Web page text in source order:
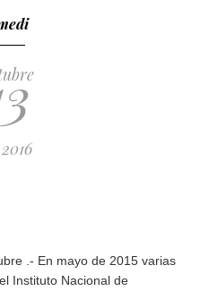
2016
.- En mayo de 2015 varias
Instituto Nacional de